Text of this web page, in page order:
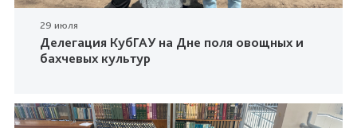
29 июля
Делегация КубГАУ на Дне поля овощных и
бахчевых культур